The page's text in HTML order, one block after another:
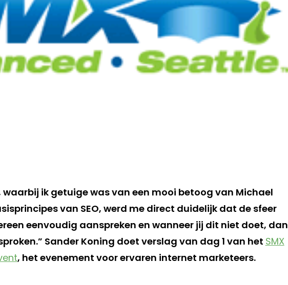
ik getuige was van een mooi betoog van Michael
van SEO, werd me direct duidelijk dat de sfeer
eenvoudig aanspreken en wanneer jij dit niet doet, dan
Sander Koning doet verslag van dag 1 van het SMX
, het evenement voor ervaren internet marketeers.